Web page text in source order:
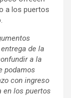
a los puertos
de la
a la
podamos
con ingreso
en los puertos